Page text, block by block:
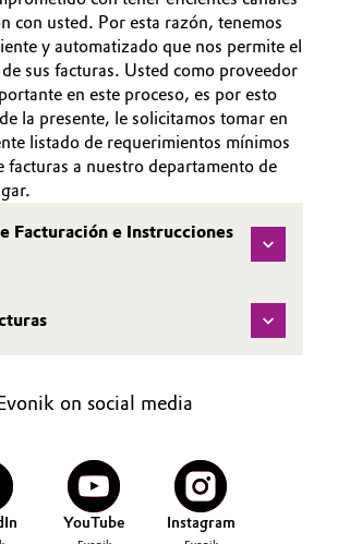
& Health
Transportation
& Infrastructure
& Printing
& Lifestyle
Defense
con usted. Por esta razón, tenemos
y automatizado que nos permite el
sus facturas. Usted como proveedor
en este proceso, es por esto
la presente, le solicitamos tomar en
listado de requerimientos mínimos
facturas a nuestro departamento de
Facturación e Instrucciones
on social media
YouTube Instagram